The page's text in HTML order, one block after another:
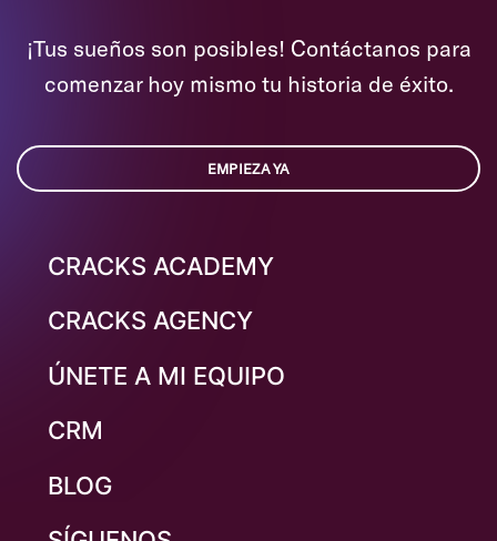
¡Tus sueños son posibles! Contáctanos para
comenzar hoy mismo tu historia de éxito.
EMPIEZA YA
CRACKS ACADEMY
CRACKS AGENCY
ÚNETE A MI EQUIPO
CRM
BLOG